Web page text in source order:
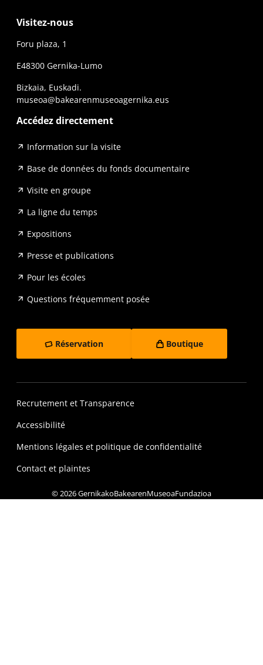
Visitez-nous
Foru plaza, 1
E48300 Gernika-Lumo
Bizkaia, Euskadi.
museoa@bakearenmuseoagernika.eus
Accédez directement
Information sur la visite
Base de données du fonds documentaire
Visite en groupe
La ligne du temps
Expositions
Presse et publications
Pour les écoles
Questions fréquemment posée
Réservation Boutique
Recrutement et Transparence
Accessibilité
Mentions légales et politique de confidentialité
Contact et plaintes
© 2026 GernikakoBakearenMuseoaFundazioa